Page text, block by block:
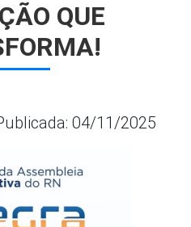
QUE
04/11/2025